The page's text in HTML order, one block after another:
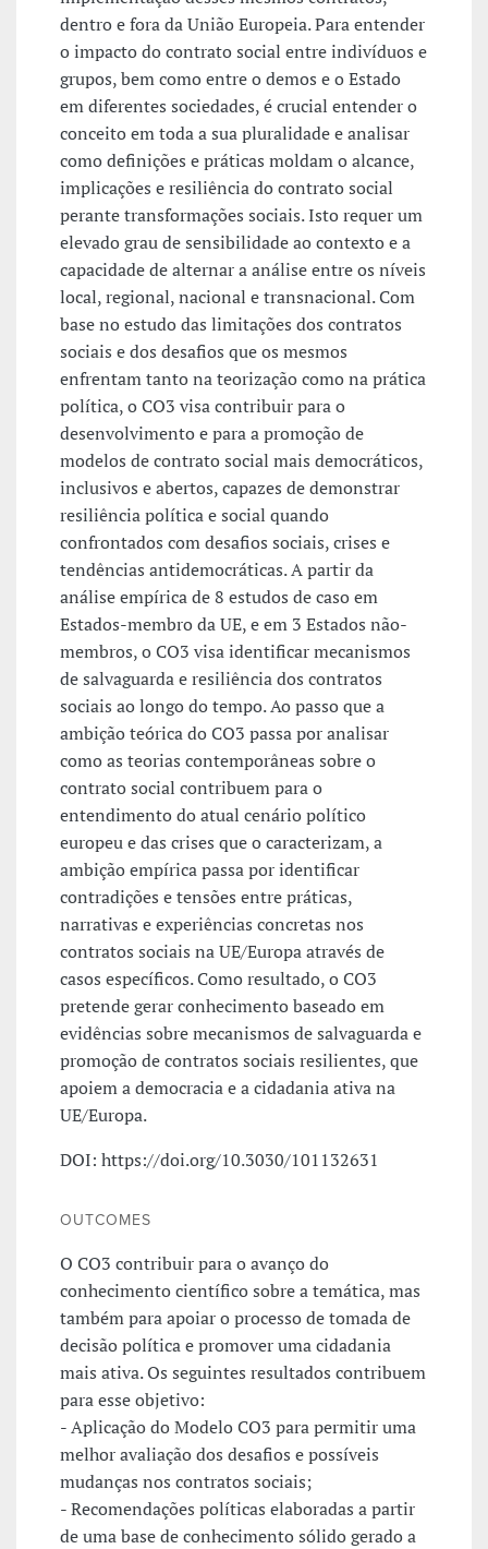
dentro e fora da União Europeia. Para entender
o impacto do contrato social entre indivíduos e
grupos, bem como entre o demos e o Estado
em diferentes sociedades, é crucial entender o
conceito em toda a sua pluralidade e analisar
como definições e práticas moldam o alcance,
implicações e resiliência do contrato social
perante transformações sociais. Isto requer um
elevado grau de sensibilidade ao contexto e a
capacidade de alternar a análise entre os níveis
local, regional, nacional e transnacional. Com
base no estudo das limitações dos contratos
sociais e dos desafios que os mesmos
enfrentam tanto na teorização como na prática
política, o CO3 visa contribuir para o
desenvolvimento e para a promoção de
modelos de contrato social mais democráticos,
inclusivos e abertos, capazes de demonstrar
resiliência política e social quando
confrontados com desafios sociais, crises e
tendências antidemocráticas. A partir da
análise empírica de 8 estudos de caso em
Estados-membro da UE, e em 3 Estados não-
membros, o CO3 visa identificar mecanismos
de salvaguarda e resiliência dos contratos
sociais ao longo do tempo. Ao passo que a
ambição teórica do CO3 passa por analisar
como as teorias contemporâneas sobre o
contrato social contribuem para o
entendimento do atual cenário político
europeu e das crises que o caracterizam, a
ambição empírica passa por identificar
contradições e tensões entre práticas,
narrativas e experiências concretas nos
contratos sociais na UE/Europa através de
casos específicos. Como resultado, o CO3
pretende gerar conhecimento baseado em
evidências sobre mecanismos de salvaguarda e
promoção de contratos sociais resilientes, que
apoiem a democracia e a cidadania ativa na
UE/Europa.
DOI: https://doi.org/10.3030/101132631
OUTCOMES
O CO3 contribuir para o avanço do
conhecimento científico sobre a temática, mas
também para apoiar o processo de tomada de
decisão política e promover uma cidadania
mais ativa. Os seguintes resultados contribuem
para esse objetivo:
- Aplicação do Modelo CO3 para permitir uma
melhor avaliação dos desafios e possíveis
mudanças nos contratos sociais;
- Recomendações políticas elaboradas a partir
de uma base de conhecimento sólido gerado a